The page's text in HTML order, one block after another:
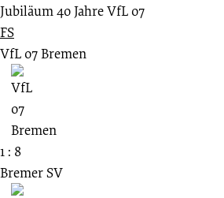
Jubiläum 40 Jahre VfL 07
FS
VfL 07 Bremen
1 : 8
Bremer SV